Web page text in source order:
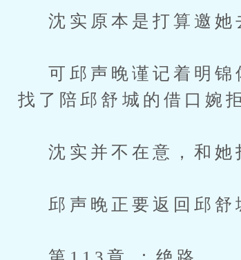
沈实原本是打算邀她
可邱声晚谨记着明锦
找了陪邱舒城的借口婉
沈实并不在意，和她
邱声晚正要返回邱舒